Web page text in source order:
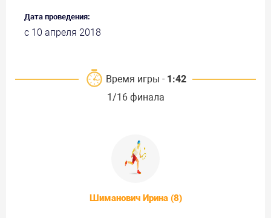
Дата проведения:
с 10 апреля 2018
Время игры - 1:42
1/16 финала
Шиманович Ирина (8)